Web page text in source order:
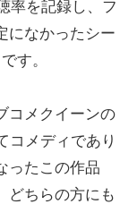
率を記録し、フ
になかったシー
す。
コメクイーンの
コメディであり
ったこの作品
どちらの方にも